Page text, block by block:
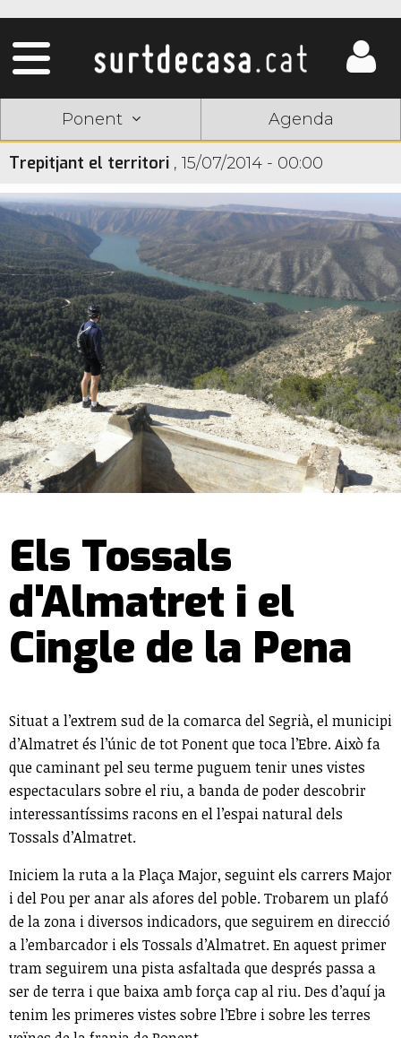
Ponent Agenda
Trepitjant el territori , 15/07/2014 - 00:00
Els Tossals
d'Almatret i el
Cingle de la Pena
Situat a l’extrem sud de la comarca del Segrià, el municipi
d’Almatret és l’únic de tot Ponent que toca l’Ebre. Això fa
que caminant pel seu terme puguem tenir unes vistes
espectaculars sobre el riu, a banda de poder descobrir
interessantíssims racons en el l’espai natural dels
Tossals d’Almatret.
Iniciem la ruta a la Plaça Major, seguint els carrers Major
i del Pou per anar als afores del poble. Trobarem un plafó
de la zona i diversos indicadors, que seguirem en direcció
a l’embarcador i els Tossals d’Almatret. En aquest primer
tram seguirem una pista asfaltada que després passa a
ser de terra i que baixa amb força cap al riu. Des d’aquí ja
tenim les primeres vistes sobre l’Ebre i sobre les terres